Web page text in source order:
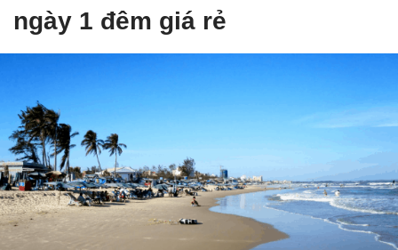
ngày 1 đêm giá rẻ